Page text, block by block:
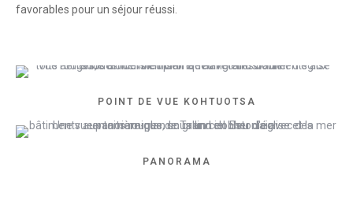
favorables pour un séjour réussi.
POINT DE VUE KOHTUOTSA
PANORAMA